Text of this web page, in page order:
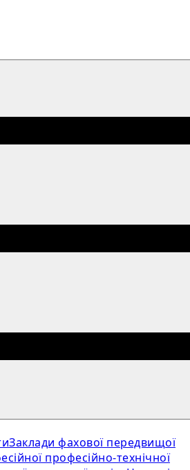
Заклади фахової передвищої
професійно-технічної